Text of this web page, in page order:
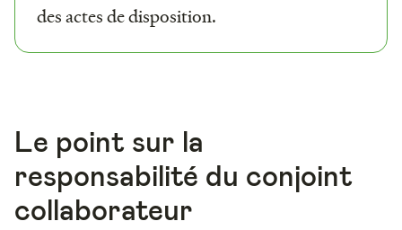
des actes de disposition.
Le point sur la
responsabilité du conjoint
collaborateur